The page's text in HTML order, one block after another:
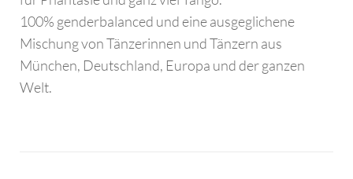
100% genderbalanced und eine ausgeglichene
Mischung von Tänzerinnen und Tänzern aus
München, Deutschland, Europa und der ganzen
Welt.